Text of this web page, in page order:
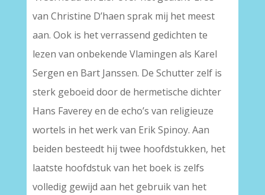
van Christine D’haen sprak mij het meest
aan. Ook is het verrassend gedichten te
lezen van onbekende Vlamingen als Karel
Sergen en Bart Janssen. De Schutter zelf is
sterk geboeid door de hermetische dichter
Hans Faverey en de echo’s van religieuze
wortels in het werk van Erik Spinoy. Aan
beiden besteedt hij twee hoofdstukken, het
laatste hoofdstuk van het boek is zelfs
volledig gewijd aan het gebruik van het